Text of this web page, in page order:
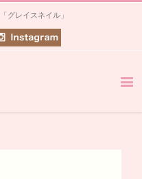
グレイスネイル」